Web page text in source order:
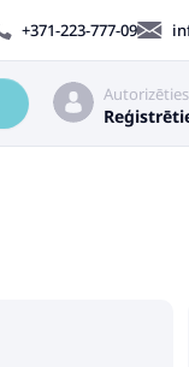
+371-223-777-09
Autorizēties